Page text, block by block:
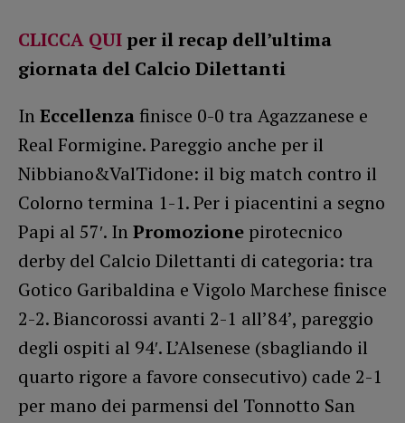
CLICCA QUI per il recap dell’ultima
giornata del Calcio Dilettanti
InEccellenzafinisce 0-0 tra Agazzanese e
Real Formigine. Pareggio anche per il
Nibbiano&ValTidone: il big match contro il
Colorno termina 1-1. Per i piacentini a segno
Papi al 57′. InPromozione pirotecnico
derby del Calcio Dilettanti di categoria: tra
Gotico Garibaldina e Vigolo Marchese finisce
2-2. Biancorossi avanti 2-1 all’84’, pareggio
degli ospiti al 94′. L’Alsenese (sbagliando il
quarto rigore a favore consecutivo) cade 2-1
per mano dei parmensi del Tonnotto San